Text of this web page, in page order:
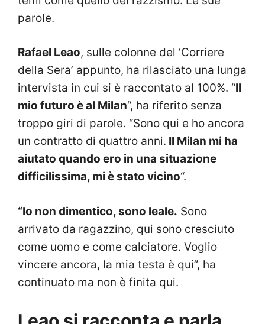
parole.
Rafael Leao, sulle colonne del ‘Corriere
della Sera’ appunto, ha rilasciato una lunga
intervista in cui si è raccontato al 100%. “Il
mio futuro è al Milan“, ha riferito senza
troppo giri di parole. “Sono qui e ho ancora
un contratto di quattro anni. Il Milan mi ha
aiutato quando ero in una situazione
difficilissima, mi è stato vicino“.
“Io non dimentico, sono leale. Sono
arrivato da ragazzino, qui sono cresciuto
come uomo e come calciatore. Voglio
vincere ancora, la mia testa è qui”, ha
continuato ma non è finita qui.